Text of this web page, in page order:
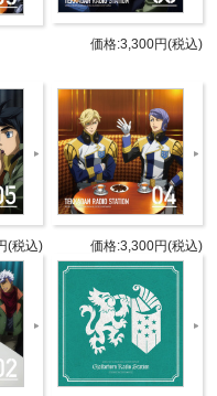
)
・オーガス 役）
リア・藍那・バー
・シノ 役）
アルトランド 役）
・チャダーン 役）
・モグロ 役）
価格:3,300円(税込)
(税込) 価格:3,300円(税込)